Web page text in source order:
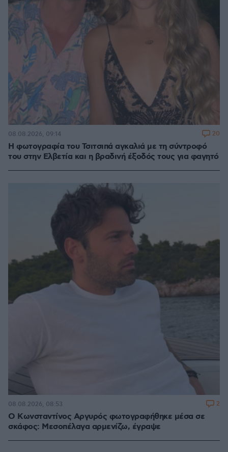
Η φωτογραφία του Τσιτσιπά αγκαλιά με τη σύντροφό
του στην Ελβετία και η βραδινή έξοδός τους για φαγητό
08.08.2026, 09:14 20
Ο Κωνσταντίνος Αργυρός φωτογραφήθηκε μέσα σε
σκάφος: Μεσοπέλαγα αρμενίζω, έγραψε
08.08.2026, 08:53 2